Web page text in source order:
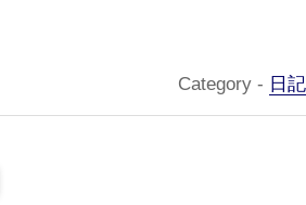
Category - 日記